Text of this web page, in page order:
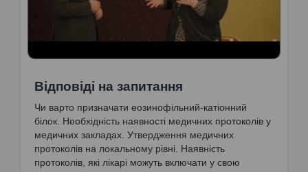
Відповіді на запитання
Чи варто призначати еозинофільний-катіонний
білок. Необхідність наявності медичних протоколів у
медичних закладах. Утвердження медичних
протоколів на локальному рівні. Наявність
протоколів, які лікарі можуть включати у свою